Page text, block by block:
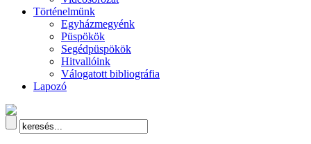
Történelmünk
Egyházmegyénk
Püspökök
Segédpüspökök
Hitvallóink
Válogatott bibliográfia
Lapozó